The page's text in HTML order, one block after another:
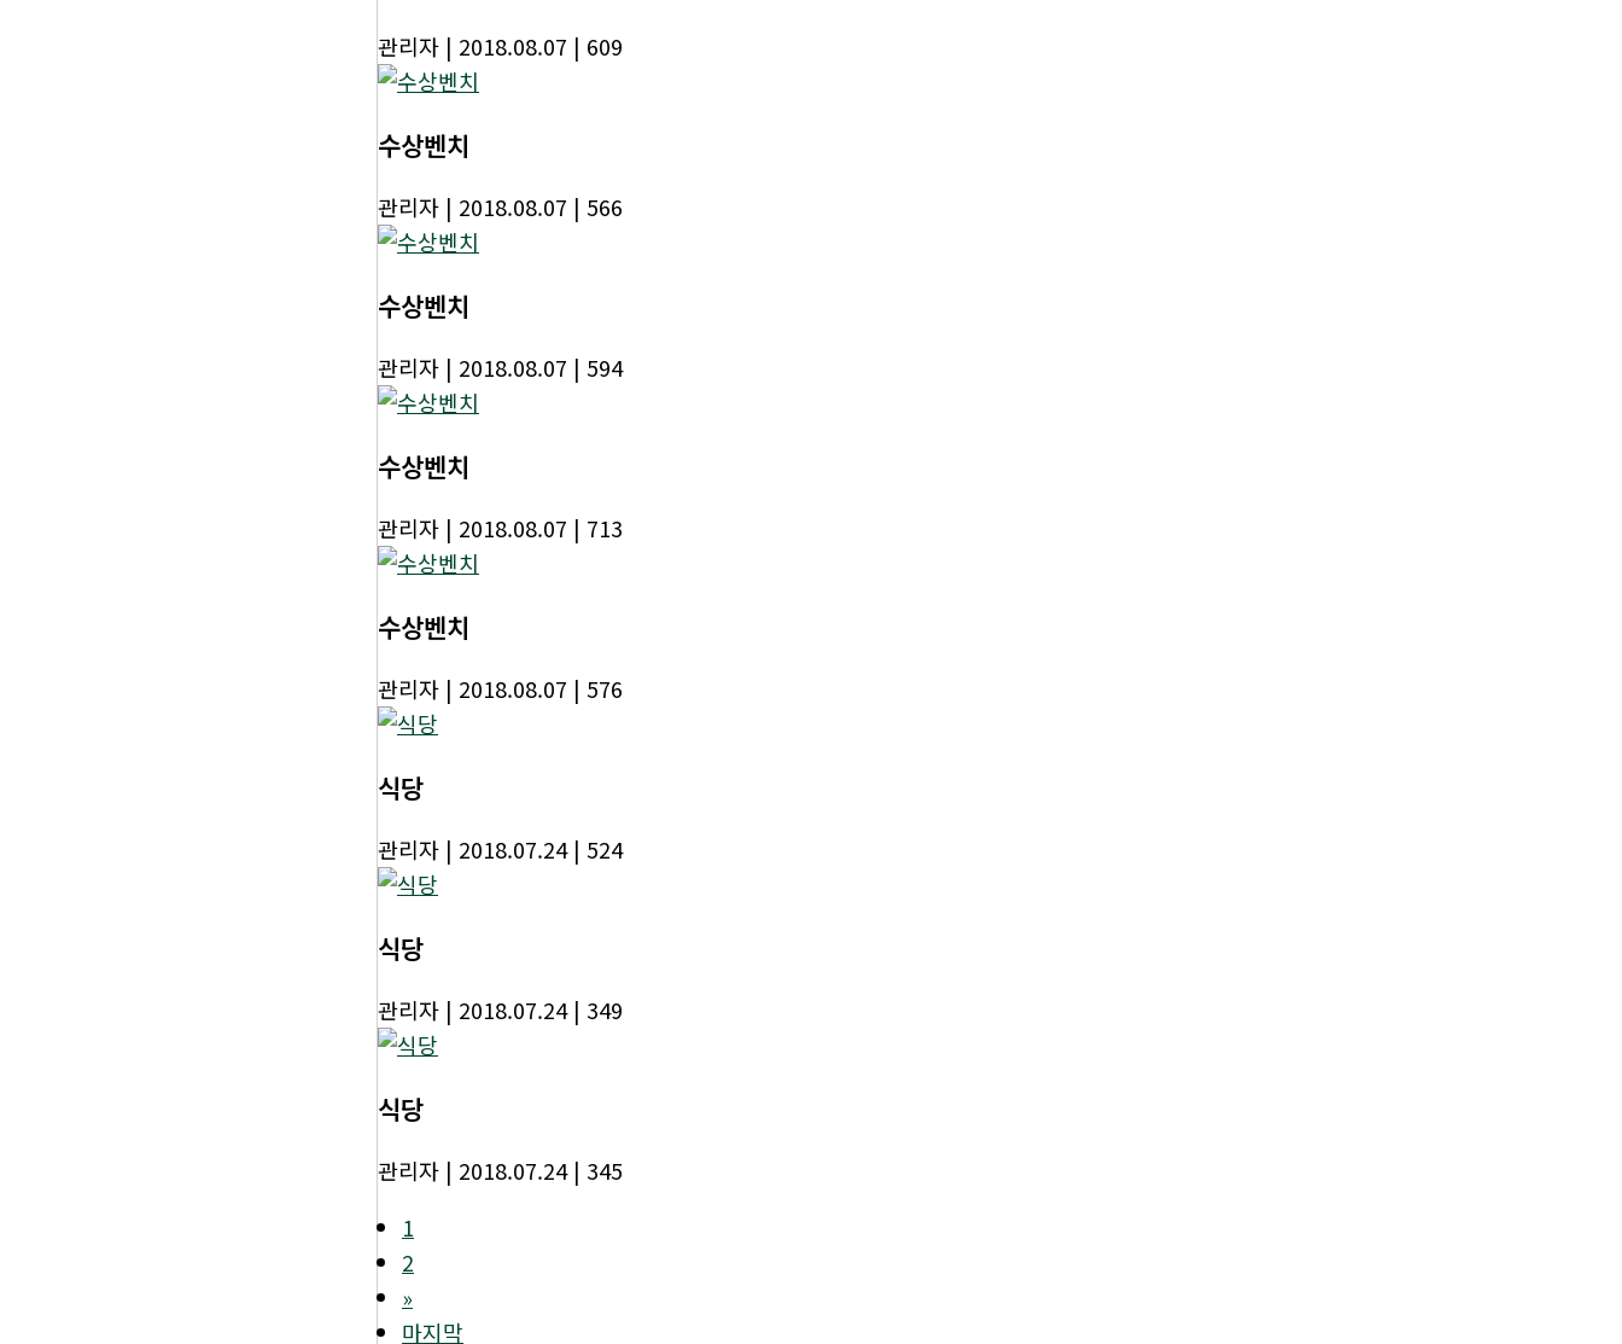
관리자 | 2018.08.07 | 609
수상벤치
관리자 | 2018.08.07 | 566
수상벤치
관리자 | 2018.08.07 | 594
수상벤치
관리자 | 2018.08.07 | 713
수상벤치
관리자 | 2018.08.07 | 576
식당
관리자 | 2018.07.24 | 524
식당
관리자 | 2018.07.24 | 349
식당
관리자 | 2018.07.24 | 345
1
2
»
마지막